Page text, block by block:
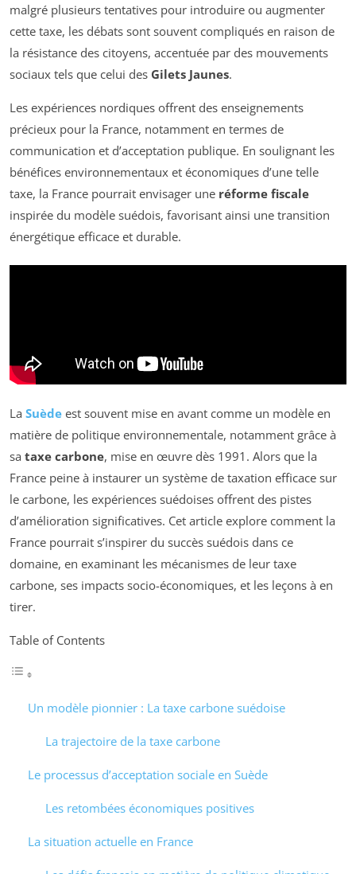
malgré plusieurs tentatives pour introduire ou augmenter
cette taxe, les débats sont souvent compliqués en raison de
la résistance des citoyens, accentuée par des mouvements
sociaux tels que celui des Gilets Jaunes.
Les expériences nordiques offrent des enseignements
précieux pour la France, notamment en termes de
communication et d’acceptation publique. En soulignant les
bénéfices environnementaux et économiques d’une telle
taxe, la France pourrait envisager une réforme fiscale
inspirée du modèle suédois, favorisant ainsi une transition
énergétique efficace et durable.
La Suède est souvent mise en avant comme un modèle en
matière de politique environnementale, notamment grâce à
sa taxe carbone, mise en œuvre dès 1991. Alors que la
France peine à instaurer un système de taxation efficace sur
le carbone, les expériences suédoises offrent des pistes
d’amélioration significatives. Cet article explore comment la
France pourrait s’inspirer du succès suédois dans ce
domaine, en examinant les mécanismes de leur taxe
carbone, ses impacts socio-économiques, et les leçons à en
tirer.
Table of Contents
Un modèle pionnier : La taxe carbone suédoise
La trajectoire de la taxe carbone
Le processus d’acceptation sociale en Suède
Les retombées économiques positives
La situation actuelle en France